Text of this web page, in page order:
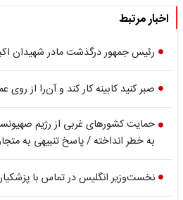
اخبار مرتبط
رئیس جمهور درگذشت مادر شهیدان
صبر کنید کابینه کار کند و آن‌را از روی
حمایت کشورهای غربی از رژیم
به خطر انداخته / پاسخ تنبیهی به
نخست‌وزیر انگلیس در تماس با